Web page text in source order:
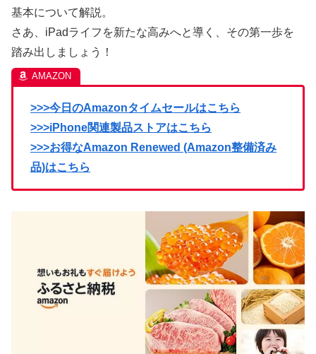
基本について解説。
さあ、iPadライフを新たな高みへと導く、その第一歩を
踏み出しましょう！
>>>今日のAmazonタイムセールはこちら
>>>iPhone関連製品ストアはこちら
>>>お得なAmazon Renewed (Amazon整備済み
品)はこちら